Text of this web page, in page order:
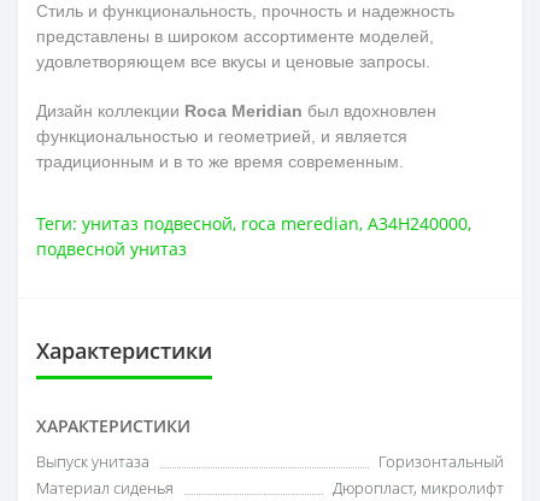
Стиль и функциональность, прочность и надежность
представлены в широком ассортименте моделей,
удовлетворяющем все вкусы и ценовые запросы.
Дизайн коллекции Roca Meridian был вдохновлен
функциональностью и геометрией, и является
традиционным и в то же время современным.
Теги: унитаз подвесной, roca meredian, A34H240000,
подвесной унитаз
Характеристики
ХАРАКТЕРИСТИКИ
Выпуск унитаза
Горизонтальный
Материал сиденья
Дюропласт, микролифт